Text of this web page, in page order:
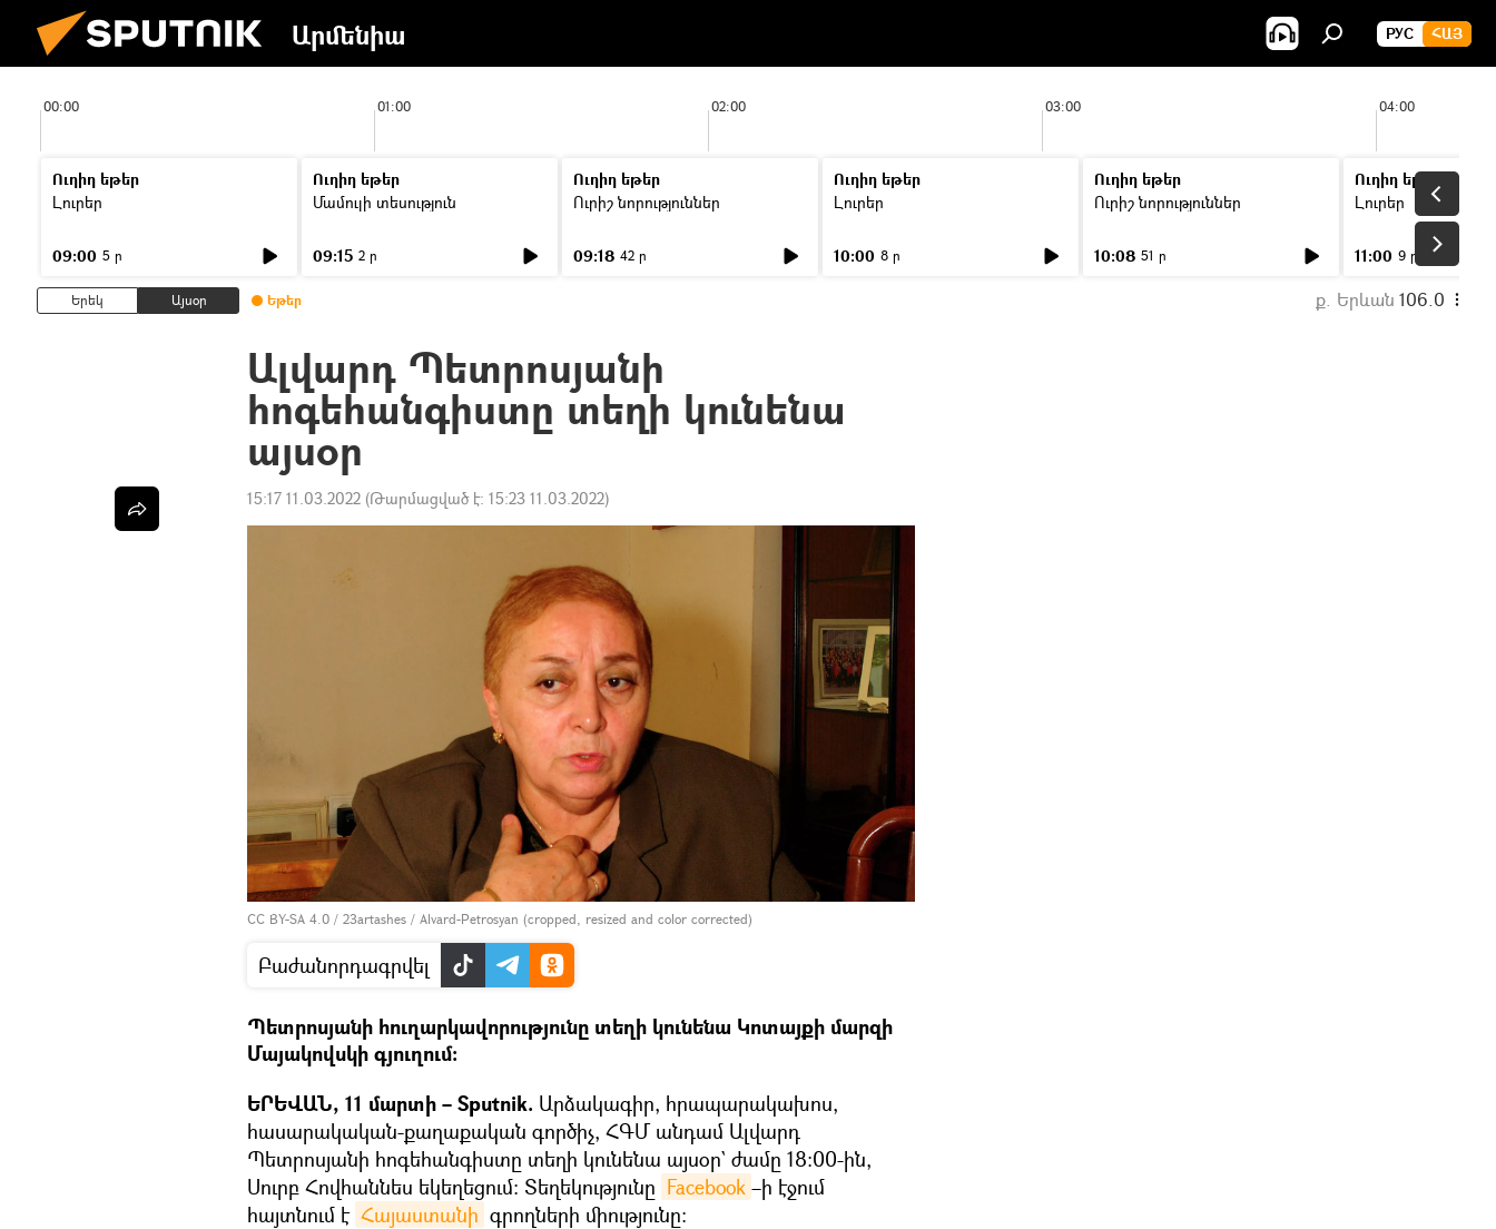
Արմենիա РУС ՀԱՅ
00:00 01:00 02:00 03:00 04:00
Ուղիղ եթեր
Լուրեր
09:00 5 ր
Ուղիղ եթեր
Մամուլի տեսություն
09:15 2 ր
Ուղիղ եթեր
Ուրիշ նորություններ
09:18 42 ր
Ուղիղ եթեր
Լուրեր
10:00 8 ր
Ուղիղ եթեր
Ուրիշ նորություններ
10:08 51 ր
Ուղիղ եթեր
Լուրեր
11:00 9 ր
Երեկ Այսօր Եթեր ք. Երևան 106.0
Ալվարդ Պետրոսյանի
հոգեհանգիստը տեղի կունենա
այսօր
15:17 11.03.2022 (Թարմացված է: 15:23 11.03.2022)
CC BY-SA 4.0 / 23artashes / Alvard-Petrosyan (cropped, resized and color corrected)
Բաժանորդագրվել
Պետրոսյանի հուղարկավորությունը տեղի կունենա Կոտայքի մարզի
Մայակովսկի գյուղում։
ԵՐԵՎԱՆ, 11 մարտի – Sputnik. Արձակագիր, հրապարակախոս,
հասարակական-քաղաքական գործիչ, ՀԳՄ անդամ Ալվարդ
Պետրոսյանի հոգեհանգիստը տեղի կունենա այսօր` ժամը 18։00-ին,
Սուրբ Հովհաննես եկեղեցում: Տեղեկությունը Facebook –ի էջում
հայտնում է Հայաստանի գրողների միությունը։